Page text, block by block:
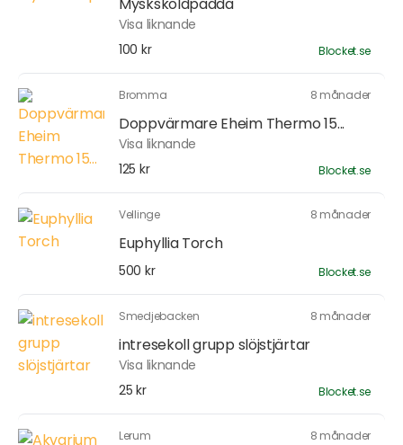
Visa liknande
100 kr
Blocket.se
Bromma 8 månader
Doppvärmare Eheim Thermo 15...
Visa liknande
125 kr
Blocket.se
Vellinge 8 månader
Euphyllia Torch
500 kr Blocket.se
Smedjebacken 8 månader
intresekoll grupp slöjstjärtar
Visa liknande
25 kr
Blocket.se
Lerum 8 månader